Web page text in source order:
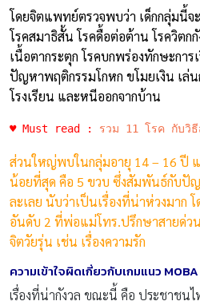
โดยจิตแพทย์ตรวจพบว่า เด็กกลุ่มนี้จ
โรคสมาธิสั้น โรคดื้อต่อต้าน โรควิตกกั
เนื้อตากระตุก โรคบกพร่องทักษะกา
ปัญหาพฤติกรรมโกหก ขโมยเงิน เล่
โรงเรียน และหนีออกจากบ้าน
♥ Must read : รวม 11 โรค กับวิ
ส่วนใหญ่พบในกลุ่มอายุ 14 – 16 ปี
น้อยที่สุด คือ 5 ขวบ ซึ่งสัมพันธ์กับปั
ละเลย นับว่าเป็นเรื่องที่น่าห่วงมาก
อันดับ 2 ที่พ่อแม่โทร.ปรึกษาสายด่ว
จิตวัยรุ่น เช่น เรื่องความรัก
ความเข้าใจผิดเกี่ยวกับเกมแนว MOBA
เรื่องที่น่ากังวล ขณะนี้ คือ ประชาชนไ